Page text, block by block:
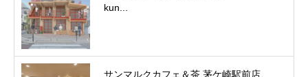
kun...
サンマルクカフェ＆茶 茅ケ崎駅前店、